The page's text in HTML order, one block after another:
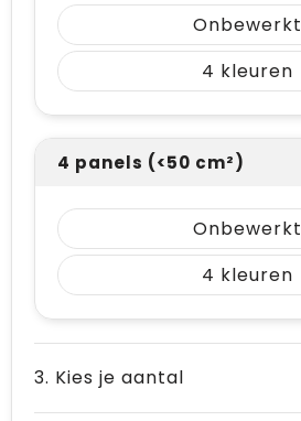
Onbewerkt
4
4 panels (<50 cm²)
Onbewerkt
4
3. Kies je aantal